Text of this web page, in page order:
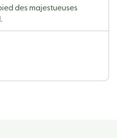
des majestueuses